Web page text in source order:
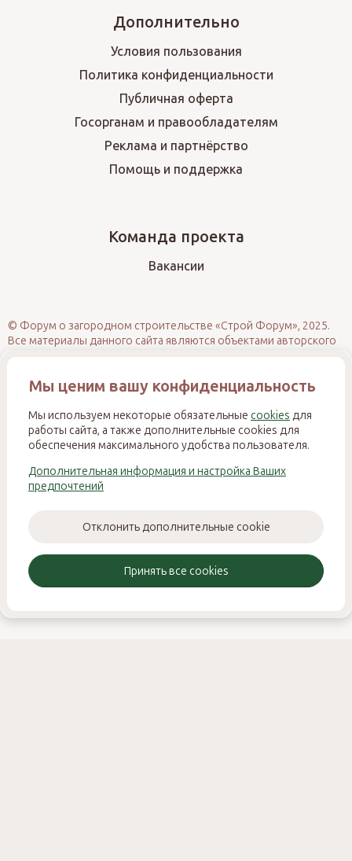
Дополнительно
Условия пользования
Политика конфиденциальности
Публичная оферта
Госорганам и правообладателям
Реклама и партнёрство
Помощь и поддержка
Команда проекта
Вакансии
© Форум о загородном строительстве «Строй Форум», 2025.
Все материалы данного сайта являются объектами авторского
сайтах и ресурсах в Интернете) или иное использование
правообладателя. При полном или частичном использовании
материалов обязательно размещение активной прямой
гиперссылки на источник. Несанкционированное
ст. 7.12 КоАП РФ и влечёт ответственность в соответствии с
законодательством Российской Федерации.
© 2025 STROY-FORUM.RU / ИНН: 531301821728 ИП Смирнов
Никита Михайлович
Реклама Онлайн поддержка NSS — Разработка форума
Мы ценим вашу конфиденциальность
Мы используем некоторые обязательные cookies для
работы сайта, а также дополнительные cookies для
обеспечения максимального удобства пользователя.
Дополнительная информация и настройка Ваших
предпочтений
Отклонить дополнительные cookie
Принять все cookies